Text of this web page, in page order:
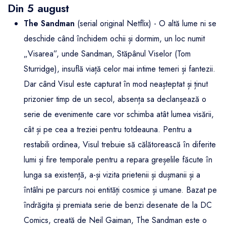
Din 5 august
The Sandman (serial original Netflix) - O altă lume ni se
deschide când închidem ochii și dormim, un loc numit
„Visarea”, unde Sandman, Stăpânul Viselor (Tom
Sturridge), insuflă viață celor mai intime temeri și fantezii.
Dar când Visul este capturat în mod neașteptat și ținut
prizonier timp de un secol, absența sa declanșează o
serie de evenimente care vor schimba atât lumea visării,
cât și pe cea a treziei pentru totdeauna. Pentru a
restabili ordinea, Visul trebuie să călătorească în diferite
lumi și fire temporale pentru a repara greșelile făcute în
lunga sa existență, a-și vizita prietenii și dușmanii și a
întâlni pe parcurs noi entități cosmice și umane. Bazat pe
îndrăgita și premiata serie de benzi desenate de la DC
Comics, creată de Neil Gaiman, The Sandman este o